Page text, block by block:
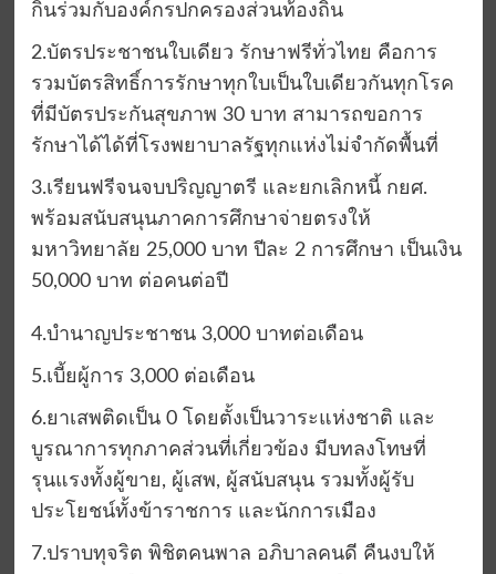
กินร่วมกับองค์กรปกครองส่วนท้องถิ่น
2.บัตรประชาชนใบเดียว รักษาฟรีทั่วไทย คือการ
รวมบัตรสิทธิ์การรักษาทุกใบเป็นใบเดียวกันทุกโรค
ที่มีบัตรประกันสุขภาพ 30 บาท สามารถขอการ
รักษาได้ได้ที่โรงพยาบาลรัฐทุกแห่งไม่จำกัดพื้นที่
3.เรียนฟรีจนจบปริญญาตรี และยกเลิกหนี้ กยศ.
พร้อมสนับสนุนภาคการศึกษาจ่ายตรงให้
มหาวิทยาลัย 25,000 บาท ปีละ 2 การศึกษา เป็นเงิน
50,000 บาท ต่อคนต่อปี
4.บำนาญประชาชน 3,000 บาทต่อเดือน
5.เบี้ยผู้การ 3,000 ต่อเดือน
6.ยาเสพติดเป็น 0 โดยตั้งเป็นวาระแห่งชาติ และ
บูรณาการทุกภาคส่วนที่เกี่ยวข้อง มีบทลงโทษที่
รุนแรงทั้งผู้ขาย, ผู้เสพ, ผู้สนับสนุน รวมทั้งผู้รับ
ประโยชน์ทั้งข้าราชการ และนักการเมือง
7.ปราบทุจริต พิชิตคนพาล อภิบาลคนดี คืนงบให้